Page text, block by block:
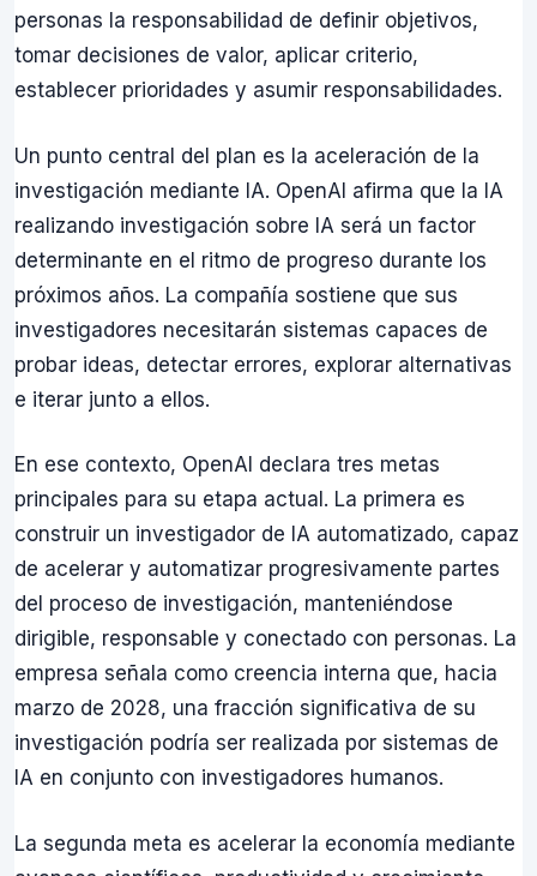
personas la responsabilidad de definir objetivos,
tomar decisiones de valor, aplicar criterio,
establecer prioridades y asumir responsabilidades.
Un punto central del plan es la aceleración de la
investigación mediante IA. OpenAI afirma que la IA
realizando investigación sobre IA será un factor
determinante en el ritmo de progreso durante los
próximos años. La compañía sostiene que sus
investigadores necesitarán sistemas capaces de
probar ideas, detectar errores, explorar alternativas
e iterar junto a ellos.
En ese contexto, OpenAI declara tres metas
principales para su etapa actual. La primera es
construir un investigador de IA automatizado, capaz
de acelerar y automatizar progresivamente partes
del proceso de investigación, manteniéndose
dirigible, responsable y conectado con personas. La
empresa señala como creencia interna que, hacia
marzo de 2028, una fracción significativa de su
investigación podría ser realizada por sistemas de
IA en conjunto con investigadores humanos.
La segunda meta es acelerar la economía mediante